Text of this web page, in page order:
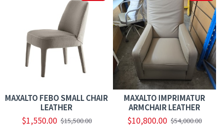
MAXALTO FEBO SMALL CHAIR
LEATHER
$1,550.00 $15,500.00
MAXALTO IMPRIMATUR
ARMCHAIR LEATHER
$10,800.00 $54,000.00